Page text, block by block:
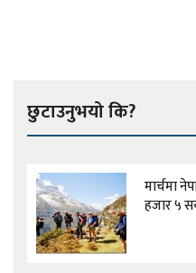
छुटाउनुभयो कि?
मार्चमा
हजार ५